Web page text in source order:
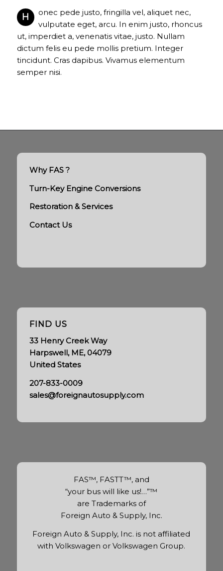
H
onec pede justo, fringilla vel, aliquet nec,
vulputate eget, arcu. In enim justo, rhoncus
ut, imperdiet a, venenatis vitae, justo. Nullam
dictum felis eu pede mollis pretium. Integer
tincidunt. Cras dapibus. Vivamus elementum
semper nisi.
Why FAS ?
Turn-Key Engine Conversions
Restoration & Services
Contact Us
FIND US
33 Henry Creek Way
Harpswell, ME, 04079
United States
207-833-0009
sales@foreignautosupply.com
FAS™, FASTT™, and
“your bus will like us!…”™
are Trademarks of
Foreign Auto & Supply, Inc.
Foreign Auto & Supply, Inc. is not affiliated
with Volkswagen or Volkswagen Group.